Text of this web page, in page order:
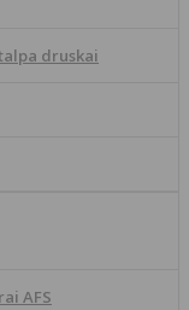
druskai
AFS